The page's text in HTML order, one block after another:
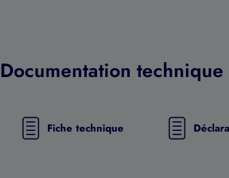
Documentation technique
Fiche technique